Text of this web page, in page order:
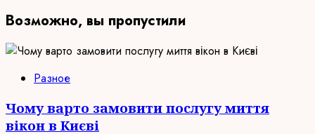
Возможно, вы пропустили
Разное
Чому варто замовити послугу миття
вікон в Києві